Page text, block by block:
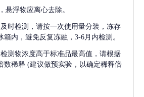
悬浮物应离心去除。
时检测，请按一次使用量分装，冻存
内，避免反复冻融，3-6月内检测。
测物浓度高于标准品最高值，请根据
数稀释 (建议做预实验，以确定稀释倍